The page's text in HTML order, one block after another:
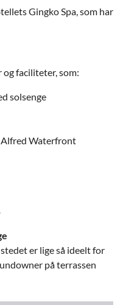
Gingko Spa, som har
faciliteter, som:
solsenge
Waterfront
er lige så ideelt for
på terrassen